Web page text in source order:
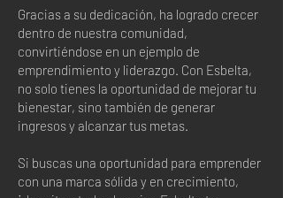
Gracias a su dedicación, ha logrado crecer
dentro de nuestra comunidad,
convirtiéndose en un ejemplo de
emprendimiento y liderazgo. Con Esbelta,
no solo tienes la oportunidad de mejorar tu
bienestar, sino también de generar
ingresos y alcanzar tus metas.
Si buscas una oportunidad para emprender
con una marca sólida y en crecimiento,